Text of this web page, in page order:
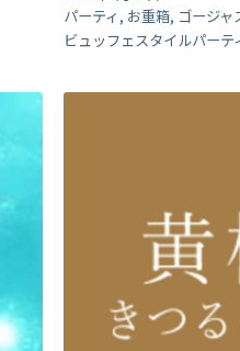
パーティ, お重箱, ゴージャ
ビュッフェスタイルパーテ